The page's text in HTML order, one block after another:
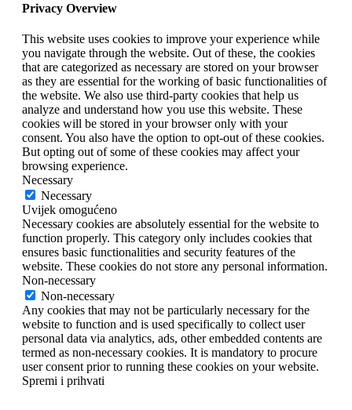
Privacy Overview
This website uses cookies to improve your experience while
you navigate through the website. Out of these, the cookies
that are categorized as necessary are stored on your browser
as they are essential for the working of basic functionalities of
the website. We also use third-party cookies that help us
analyze and understand how you use this website. These
cookies will be stored in your browser only with your
consent. You also have the option to opt-out of these cookies.
But opting out of some of these cookies may affect your
browsing experience.
Necessary
Necessary
Uvijek omogućeno
Necessary cookies are absolutely essential for the website to
function properly. This category only includes cookies that
ensures basic functionalities and security features of the
website. These cookies do not store any personal information.
Non-necessary
Non-necessary
Any cookies that may not be particularly necessary for the
website to function and is used specifically to collect user
personal data via analytics, ads, other embedded contents are
termed as non-necessary cookies. It is mandatory to procure
user consent prior to running these cookies on your website.
Spremi i prihvati